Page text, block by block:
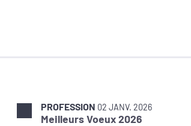
PROFESSION 02 JANV. 2026
Meilleurs Voeux 2026